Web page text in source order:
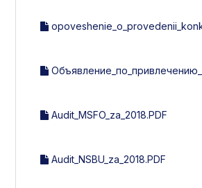
Audit_MSFO_za_2018.PDF
Audit_NSBU_za_2018.PDF